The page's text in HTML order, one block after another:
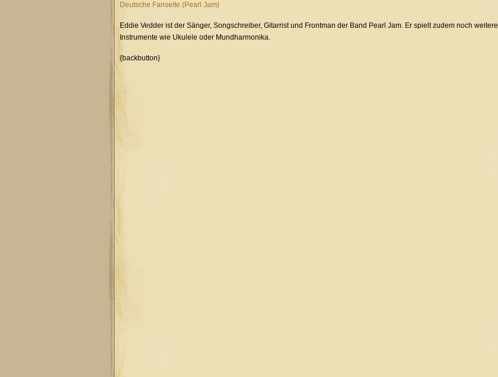
Deutsche Fanseite (Pearl Jam)
Eddie Vedder ist der Sänger, Songschreiber, Gitarrist und Frontman der Band Pearl Jam. Er spielt zudem noch weitere
Instrumente wie Ukulele oder Mundharmonika.
{backbutton}